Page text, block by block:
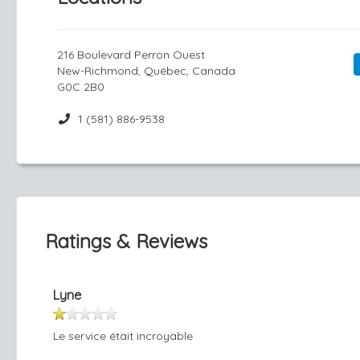
216 Boulevard Perron Ouest
New-Richmond, Québec, Canada
G0C 2B0
1 (581) 886-9538
Ratings & Reviews
Lyne
Le service était incroyable